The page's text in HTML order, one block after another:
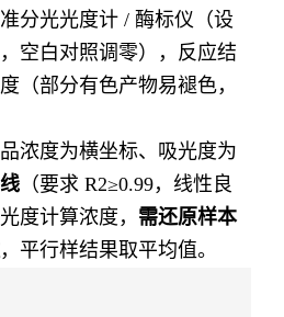
分光光度计 / 酶标仪（设
空白对照调零），反应结
（部分有色产物易褪色，
浓度为横坐标、吸光度为
（要求 R2≥0.99，线性良
度计算浓度， 需还原样本
，平行样结果取平均值。